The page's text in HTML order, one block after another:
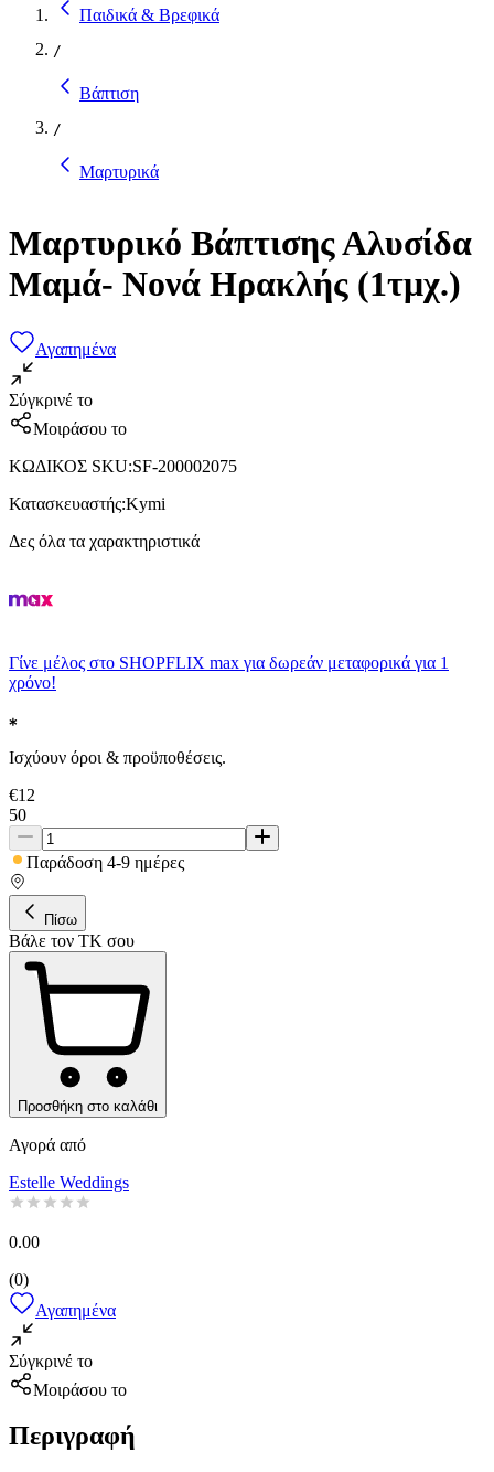
Παιδικά & Βρεφικά
/
Βάπτιση
/
Μαρτυρικά
Μαρτυρικό Βάπτισης Αλυσίδα
Μαμά- Νονά Ηρακλής (1τμχ.)
Αγαπημένα
Σύγκρινέ το
Μοιράσου το
ΚΩΔΙΚΟΣ SKU:SF-200002075
Κατασκευαστής:Kymi
Δες όλα τα χαρακτηριστικά
Γίνε μέλος στο SHOPFLIX max για δωρεάν μεταφορικά για 1
χρόνο!
Ισχύουν όροι & προϋποθέσεις.
€12
50
Παράδοση 4-9 ημέρες
Πίσω
Βάλε τον ΤΚ σου
Προσθήκη στο καλάθι
Αγορά από
Estelle Weddings
0.00
(0)
Αγαπημένα
Σύγκρινέ το
Μοιράσου το
Περιγραφή